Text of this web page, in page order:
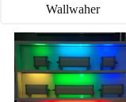
Wallwaher